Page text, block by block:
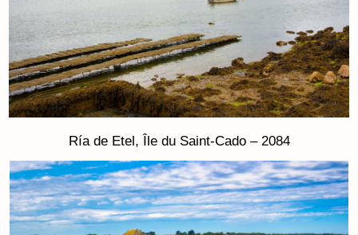
Ría de Etel, Île du Saint-Cado – 2084